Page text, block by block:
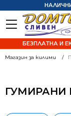
БЕЗПЛАТНА И
Магазин за килими
ГУМИРАНИ